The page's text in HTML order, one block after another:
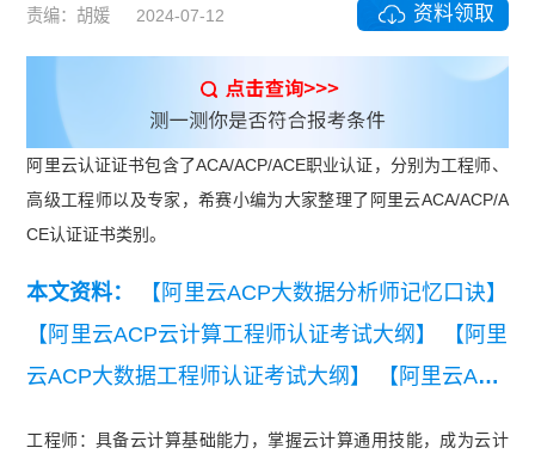
责编：胡媛 2024-07-12 资料领取
阿里云认证证书包含了ACA/ACP/ACE职业认证，分别为工程师、
高级工程师以及专家，希赛小编为大家整理了阿里云ACA/ACP/A
CE认证证书类别。
本文资料：
【阿里云ACP大数据分析师记忆口诀】
【阿里云ACP云计算工程师认证考试大纲】
【阿里
云ACP大数据工程师认证考试大纲】
【阿里云ACP
工程师：具备云计算基础能力，掌握云计算通用技能，成为云计